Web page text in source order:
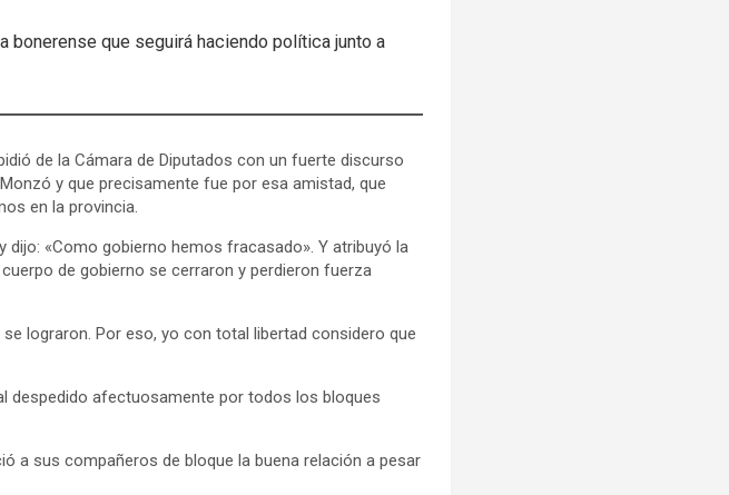
que seguirá haciendo política junto a
de la Cámara de Diputados con un fuerte discurso
y que precisamente fue por esa amistad, que
en la provincia.
«Como gobierno hemos fracasado». Y atribuyó la
de gobierno se cerraron y perdieron fuerza
lograron. Por eso, yo con total libertad considero que
despedido afectuosamente por todos los bloques
a sus compañeros de bloque la buena relación a pesar